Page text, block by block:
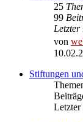
25
99
Letzter
von
Stiftungen
Letzter